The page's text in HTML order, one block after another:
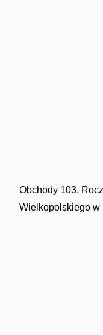
Obchody 103.
Wielkopolskiego w